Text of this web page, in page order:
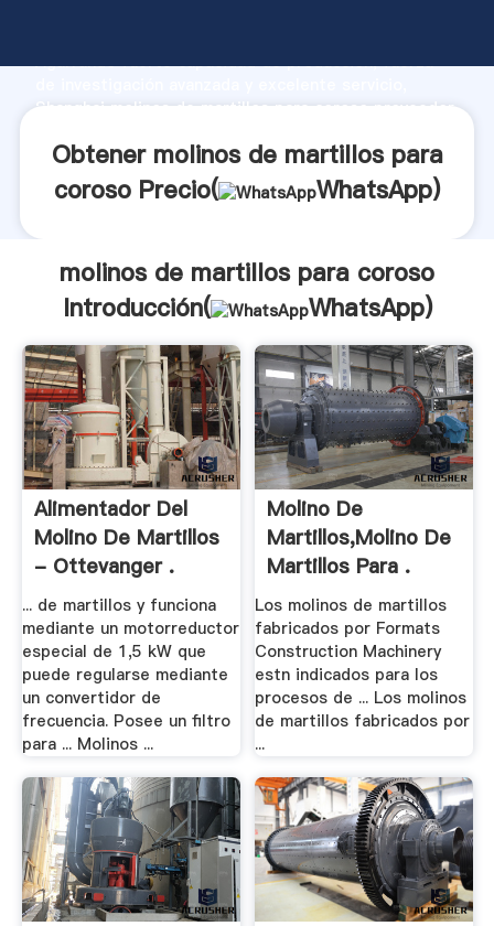
Agarrando fuerte capacidad de producción, fuerza
Shanghai molinos de martillos para coroso proveedor
Obtener molinos de martillos para
coroso Precio(
WhatsApp)
molinos de martillos para coroso
Introducción(
WhatsApp)
Alimentador Del
Molino De Martillos
- Ottevanger .
... de martillos y funciona
mediante un motorreductor
especial de 1,5 kW que
puede regularse mediante
un convertidor de
frecuencia. Posee un filtro
para ... Molinos ...
Molino De
Martillos,Molino De
Martillos Para .
Los molinos de martillos
fabricados por Formats
Construction Machinery
estn indicados para los
procesos de ... Los molinos
de martillos fabricados por
...